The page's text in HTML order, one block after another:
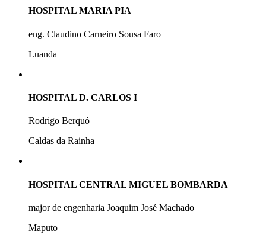
HOSPITAL MARIA PIA
eng. Claudino Carneiro Sousa Faro
Luanda
HOSPITAL D. CARLOS I
Rodrigo Berquó
Caldas da Rainha
HOSPITAL CENTRAL MIGUEL BOMBARDA
major de engenharia Joaquim José Machado
Maputo